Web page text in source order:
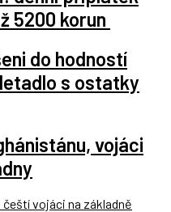
5200 korun
do hodností
s ostatky
vojáci